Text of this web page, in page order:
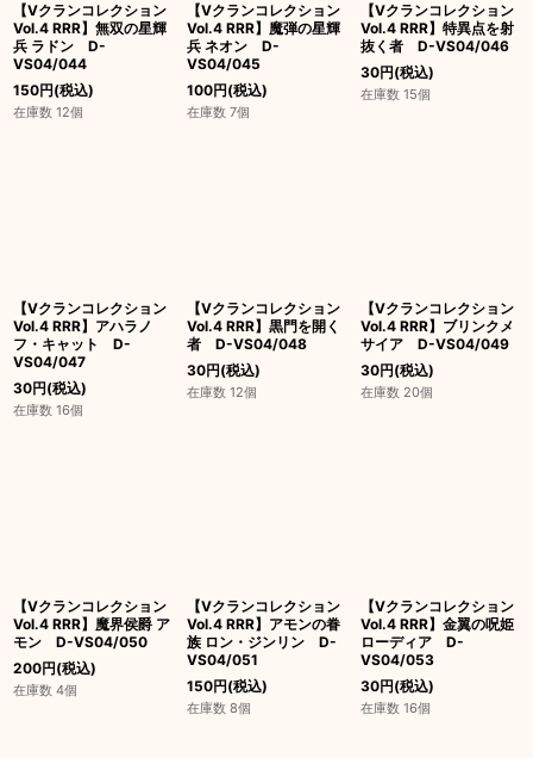
【Vクランコレクション
Vol.4 RRR】無双の星輝
兵 ラドン D-
VS04/044
150円(税込)
在庫数 12個
【Vクランコレクション
Vol.4 RRR】魔弾の星輝
兵 ネオン D-
VS04/045
100円(税込)
在庫数 7個
【Vクランコレクション
Vol.4 RRR】特異点を射
抜く者 D-VS04/046
30円(税込)
在庫数 15個
【Vクランコレクション
Vol.4 RRR】アハラノ
フ・キャット D-
VS04/047
30円(税込)
在庫数 16個
【Vクランコレクション
Vol.4 RRR】黒門を開く
者 D-VS04/048
30円(税込)
在庫数 12個
【Vクランコレクション
Vol.4 RRR】ブリンクメ
サイア D-VS04/049
30円(税込)
在庫数 20個
【Vクランコレクション
Vol.4 RRR】魔界侯爵 ア
モン D-VS04/050
200円(税込)
在庫数 4個
【Vクランコレクション
Vol.4 RRR】アモンの眷
族 ロン・ジンリン D-
VS04/051
150円(税込)
在庫数 8個
【Vクランコレクション
Vol.4 RRR】金翼の呪姫
ローディア D-
VS04/053
30円(税込)
在庫数 16個